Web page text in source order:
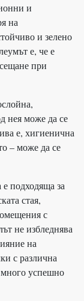
и
на
и зелено
е, че е
при
нея може да се
е, хигиенична
– може да се
подходяща за
стая,
с
не избледнява
на
с различна
успешно